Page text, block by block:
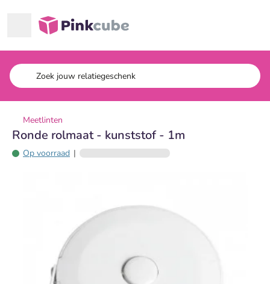
Pinkcube
Meetlinten
Ronde rolmaat - kunststof - 1m
Op voorraad |